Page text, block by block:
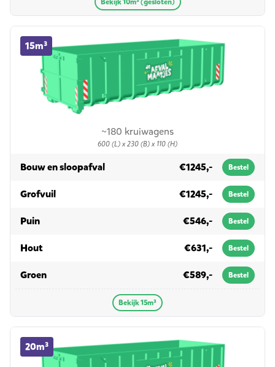
~180 kruiwagens
600 (L) x 230 (B) x 110 (H)
15m³
15m³ container huren
Bouw en sloopafvalin 15m³ €1245,- Bestel
Grofvuilin 15m³ €1245,- Bestel
Puinin 15m³ €546,- Bestel
Houtin 15m³ €631,- Bestel
Groenin 15m³ €589,- Bestel
Bekijk 15m³
20m³
20m³ container huren